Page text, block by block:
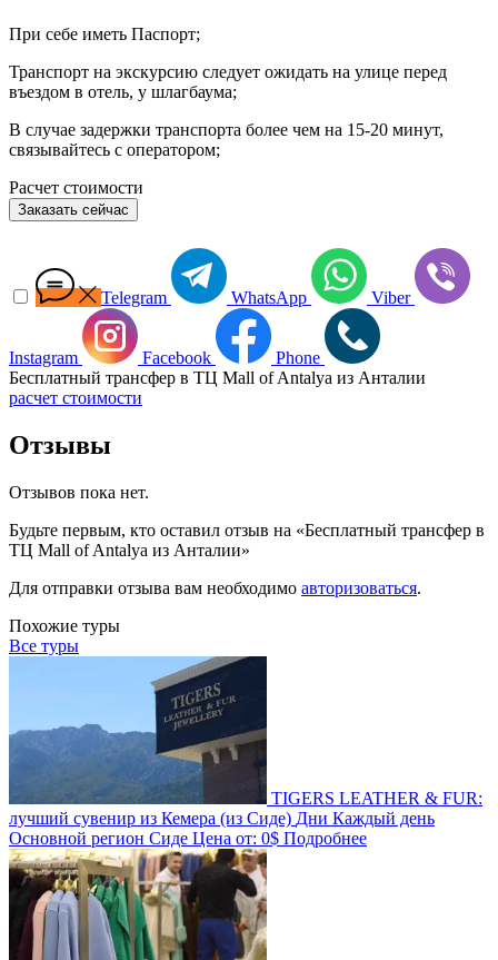
При себе иметь Паспорт;
Транспорт на экскурсию следует ожидать на улице перед
въездом в отель, у шлагбаума;
В случае задержки транспорта более чем на 15-20 минут,
связывайтесь с оператором;
Расчет стоимости
Заказать сейчас
Telegram WhatsApp Viber
Instagram Facebook
Phone
Бесплатный трансфер в ТЦ Mall of Antalya из Анталии
расчет стоимости
Отзывы
Отзывов пока нет.
Будьте первым, кто оставил отзыв на «Бесплатный трансфер в
ТЦ Mall of Antalya из Анталии»
Для отправки отзыва вам необходимо авторизоваться.
Похожие туры
Все туры
TIGERS LEATHER & FUR:
лучший сувенир из Кемера (из Сиде) Дни Каждый день
Основной регион Сиде Цена от: 0$ Подробнее